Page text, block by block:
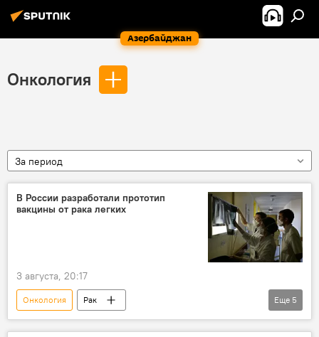
Азербайджан
Онкология
За период
В России разработали прототип
вакцины от рака легких
3 августа, 20:17
Онкология
Рак
онкологические заболевания
Россия
Еще 5